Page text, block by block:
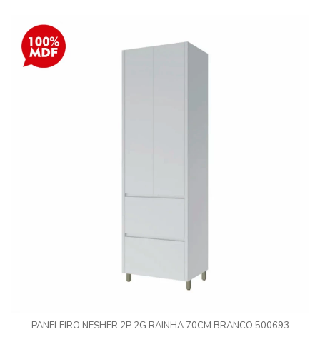
PANELEIRO NESHER 2P 2G RAINHA 70CM BRANCO 500693